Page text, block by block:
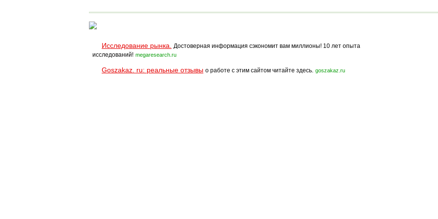
Исследование рынка.
Достоверная информация сэкономит вам миллионы! 10 лет опыта
исследований! megaresearch.ru
Goszakaz. ru: реальные отзывы о работе с этим сайтом читайте здесь. goszakaz.ru